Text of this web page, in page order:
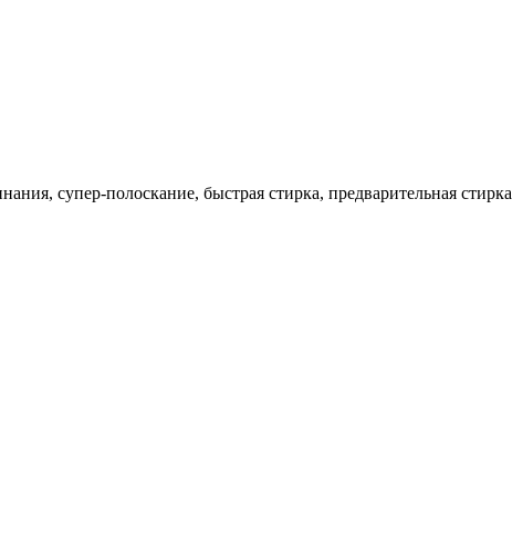
супер-полоскание, быстрая стирка, предварительная стирка